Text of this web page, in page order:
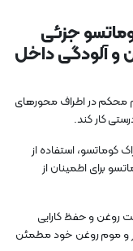
جزئی
و آلودگی داخل
محکم در اطراف محورهای
کار کند.
استفاده از
برای اطمینان از
روغن و حفظ کارایی
و موم روغن خود مطمئن